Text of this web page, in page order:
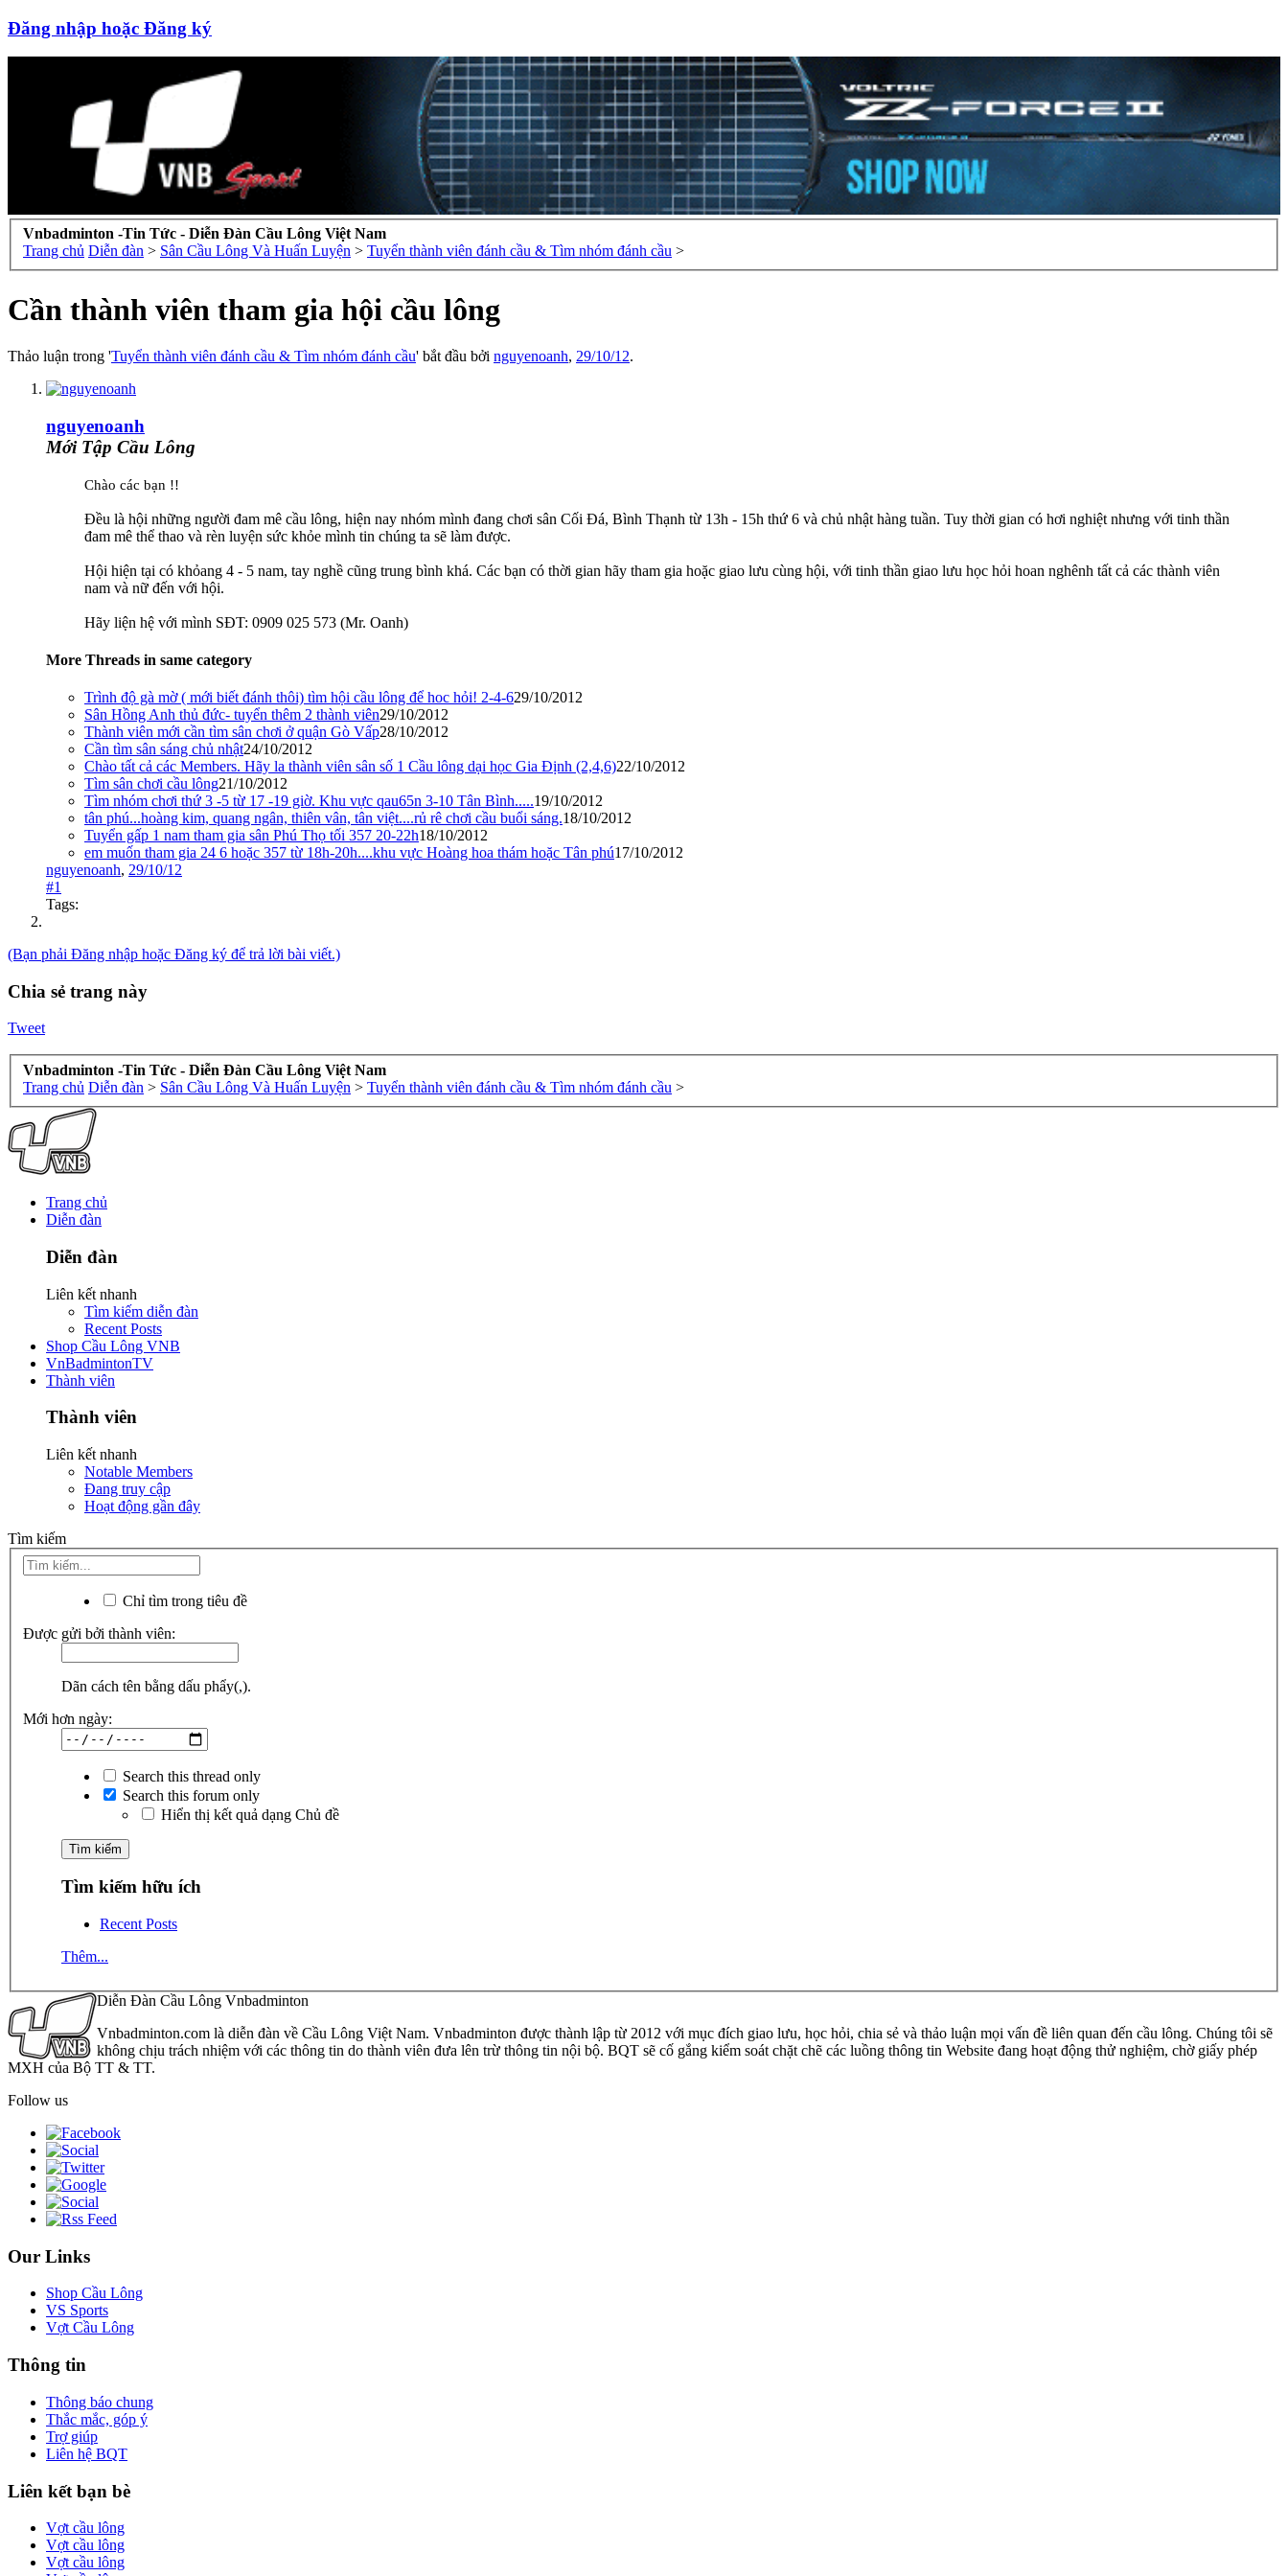
Đăng nhập hoặc Đăng ký
Vnbadminton -Tin Tức - Diễn Đàn Cầu Lông Việt Nam
Trang chủ Diễn đàn > Sân Cầu Lông Và Huấn Luyện > Tuyển thành viên đánh cầu & Tìm nhóm đánh cầu >
Cần thành viên tham gia hội cầu lông
Thảo luận trong 'Tuyển thành viên đánh cầu & Tìm nhóm đánh cầu' bắt đầu bởi nguyenoanh, 29/10/12.
nguyenoanh
Mới Tập Cầu Lông
Chào các bạn !!
Đều là hội những người đam mê cầu lông, hiện nay nhóm mình đang chơi sân Cối Đá, Bình Thạnh từ 13h - 15h thứ 6 và chủ nhật hàng tuần. Tuy thời gian có hơi nghiệt nhưng với tinh thần
đam mê thể thao và rèn luyện sức khỏe mình tin chúng ta sẽ làm được.
Hội hiện tại có khỏang 4 - 5 nam, tay nghề cũng trung bình khá. Các bạn có thời gian hãy tham gia hoặc giao lưu cùng hội, với tinh thần giao lưu học hỏi hoan nghênh tất cả các thành viên
nam và nữ đến với hội.
Hãy liện hệ với mình SĐT: 0909 025 573 (Mr. Oanh)
More Threads in same category
Trình độ gà mờ ( mới biết đánh thôi) tìm hội cầu lông để hoc hỏi! 2-4-629/10/2012
Sân Hồng Anh thủ đức- tuyển thêm 2 thành viên29/10/2012
Thành viên mới cần tìm sân chơi ở quận Gò Vấp28/10/2012
Cần tìm sân sáng chủ nhật24/10/2012
Chào tất cả các Members. Hãy la thành viên sân số 1 Cầu lông dại học Gia Định (2,4,6)22/10/2012
Tìm sân chơi cầu lông21/10/2012
Tìm nhóm chơi thứ 3 -5 từ 17 -19 giờ. Khu vực qau65n 3-10 Tân Bình.....19/10/2012
tân phú...hoàng kim, quang ngân, thiên vân, tân việt....rủ rê chơi cầu buổi sáng.18/10/2012
Tuyển gấp 1 nam tham gia sân Phú Thọ tối 357 20-22h18/10/2012
em muốn tham gia 24 6 hoặc 357 từ 18h-20h....khu vực Hoàng hoa thám hoặc Tân phú17/10/2012
nguyenoanh, 29/10/12
#1
Tags:
(Bạn phải Đăng nhập hoặc Đăng ký để trả lời bài viết.)
Chia sẻ trang này
Tweet
Vnbadminton -Tin Tức - Diễn Đàn Cầu Lông Việt Nam
Trang chủ Diễn đàn > Sân Cầu Lông Và Huấn Luyện > Tuyển thành viên đánh cầu & Tìm nhóm đánh cầu >
Trang chủ
Diễn đàn
Diễn đàn
Liên kết nhanh
Tìm kiếm diễn đàn
Recent Posts
Shop Cầu Lông VNB
VnBadmintonTV
Thành viên
Thành viên
Liên kết nhanh
Notable Members
Đang truy cập
Hoạt động gần đây
Tìm kiếm
Chỉ tìm trong tiêu đề
Được gửi bởi thành viên:
Dãn cách tên bằng dấu phẩy(,).
Mới hơn ngày:
Search this thread only
Search this forum only
Hiển thị kết quả dạng Chủ đề
Tìm kiếm hữu ích
Recent Posts
Thêm...
Diễn Đàn Cầu Lông Vnbadminton
Vnbadminton.com là diễn đàn về Cầu Lông Việt Nam. Vnbadminton được thành lập từ 2012 với mục đích giao lưu, học hỏi, chia sẻ và thảo luận mọi vấn đề liên quan đến cầu lông. Chúng tôi sẽ
không chịu trách nhiệm với các thông tin do thành viên đưa lên trừ thông tin nội bộ. BQT sẽ cố gắng kiểm soát chặt chẽ các luồng thông tin Website đang hoạt động thử nghiệm, chờ giấy phép
MXH của Bộ TT & TT.
Follow us
Our Links
Shop Cầu Lông
VS Sports
Vợt Cầu Lông
Thông tin
Thông báo chung
Thắc mắc, góp ý
Trợ giúp
Liên hệ BQT
Liên kết bạn bè
Vợt cầu lông
Vợt cầu lông
Vợt cầu lông